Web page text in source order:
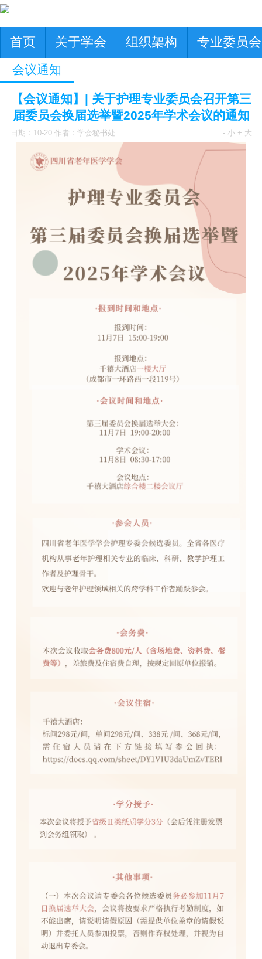
首页 关于学会 组织架构 专业委员会
会议通知
【会议通知】| 关于护理专业委员会召开第三
届委员会换届选举暨2025年学术会议的通知
日期：10-20 作者：学会秘书处 - 小 + 大